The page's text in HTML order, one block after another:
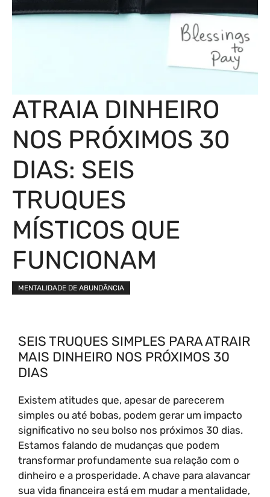
ATRAIA DINHEIRO
NOS PRÓXIMOS 30
DIAS: SEIS
TRUQUES
MÍSTICOS QUE
FUNCIONAM
MENTALIDADE DE ABUNDÂNCIA
SEIS TRUQUES SIMPLES PARA ATRAIR
MAIS DINHEIRO NOS PRÓXIMOS 30
DIAS
Existem atitudes que, apesar de parecerem
simples ou até bobas, podem gerar um impacto
significativo no seu bolso nos próximos 30 dias.
Estamos falando de mudanças que podem
transformar profundamente sua relação com o
dinheiro e a prosperidade. A chave para alavancar
sua vida financeira está em mudar a mentalidade,